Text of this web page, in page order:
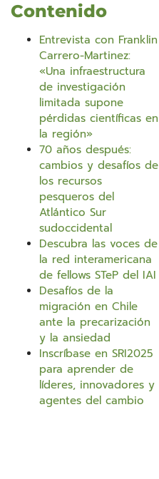
Contenido
Entrevista con Franklin
Carrero-Martinez:
«Una infraestructura
de investigación
limitada supone
pérdidas científicas en
la región»
70 años después:
cambios y desafíos de
los recursos
pesqueros del
Atlántico Sur
sudoccidental
Descubra las voces de
la red interamericana
de fellows STeP del IAI
Desafíos de la
migración en Chile
ante la precarización
y la ansiedad
Inscríbase en SRI2025
para aprender de
líderes, innovadores y
agentes del cambio